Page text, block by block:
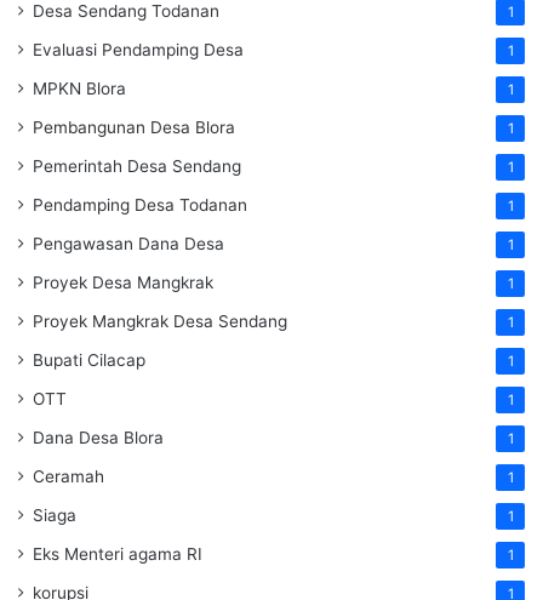
Desa Sendang Todanan 1
Evaluasi Pendamping Desa 1
MPKN Blora 1
Pembangunan Desa Blora 1
Pemerintah Desa Sendang 1
Pendamping Desa Todanan 1
Pengawasan Dana Desa 1
Proyek Desa Mangkrak 1
Proyek Mangkrak Desa Sendang 1
Bupati Cilacap 1
OTT 1
Dana Desa Blora 1
Ceramah 1
Siaga 1
Eks Menteri agama RI 1
korupsi 1